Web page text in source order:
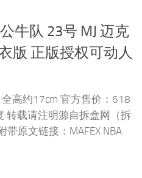
牛队 23号 MJ 迈克
版 正版授权可动人
高约17cm 官方售价：618
转载请注明源自拆盒网（拆
原文链接：MAFEX NBA